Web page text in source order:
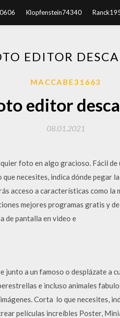
Klopfenstein74340
EDITOR
MACCABE31663
editor
08.01.2021
foto en algo gracioso. Fácil
que necesites, indica dónde pegar
acceso a características como la
mejores programas gratis y
de pantalla en video e
a un famoso o desplázate a
e incluso animales
Corta ️ lo que necesites,
películas increíbles Poster,